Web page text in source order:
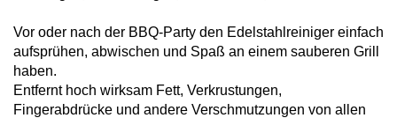
Vor oder nach der BBQ-Party den Edelstahlreiniger einfach
aufsprühen, abwischen und Spaß an einem sauberen Grill
haben.
Entfernt hoch wirksam Fett, Verkrustungen,
Fingerabdrücke und andere Verschmutzungen von allen